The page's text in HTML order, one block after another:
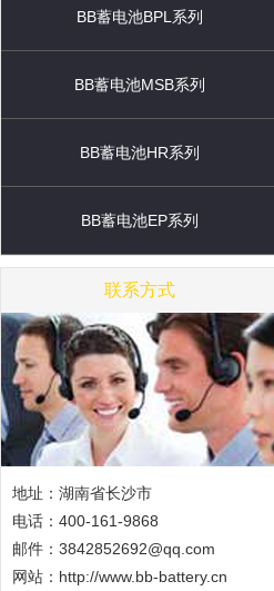
BB蓄电池BPL系列
BB蓄电池MSB系列
BB蓄电池HR系列
BB蓄电池EP系列
联系方式
地址：湖南省长沙市
电话：400-161-9868
邮件：3842852692@qq.com
网站： http://www.bb-battery.cn